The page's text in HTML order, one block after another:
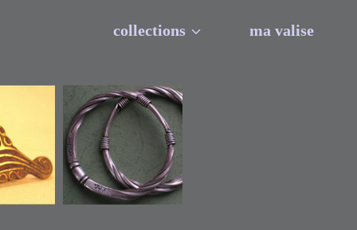
collections ma valise
l’Inde
bijoux d’Asie du
sud-est